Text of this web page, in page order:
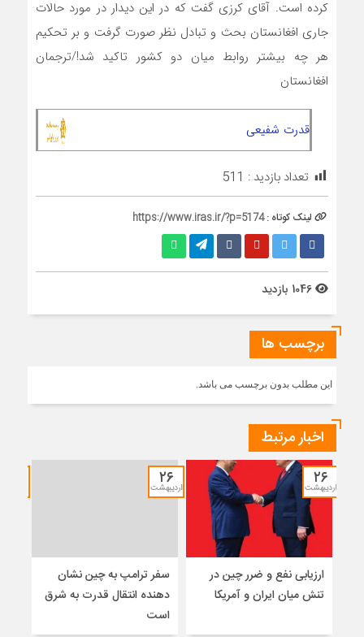
کرده است. آقای کرزی گفت که در این دیدار در مورد حالات
جاری افغانستان بحث و تبادل نظر صورت گرفت و بر تحکیم
هر چه بیشتر روابط میان دو کشور تاکید شد!/ترجمان
افغانستان
قدرت شفیعی
تعداد بازدید : 511
لینک کوتاه :https://www.iras.ir/?p=5174
برچسب ها
این مطلب بدون برچسب می باشد.
اخبار مرتبط
۲۶
اردیبهشت
ارزیابی نفع و ضرر چین در
تنش میان ایران و آمریکا
۲۶
اردیبهشت
سفر ترامپ به چین نشان
دهنده انتقال قدرت به شرق
است